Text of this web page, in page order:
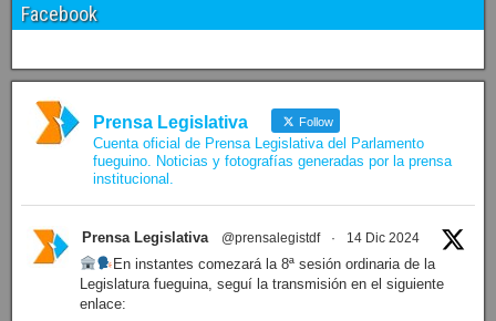
Facebook
Prensa Legislativa Follow
Cuenta oficial de Prensa Legislativa del Parlamento
fueguino. Noticias y fotografías generadas por la prensa
institucional.
Prensa Legislativa @prensalegistdf · 14 Dic 2024
En instantes comezará la 8ª sesión ordinaria de la
Legislatura fueguina, seguí la transmisión en el siguiente
enlace: